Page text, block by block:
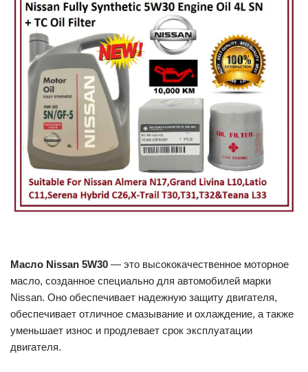
Масло Nissan 5W30 — это высококачественное моторное
масло, созданное специально для автомобилей марки
Nissan. Оно обеспечивает надежную защиту двигателя,
обеспечивает отличное смазывание и охлаждение, а также
уменьшает износ и продлевает срок эксплуатации
двигателя.